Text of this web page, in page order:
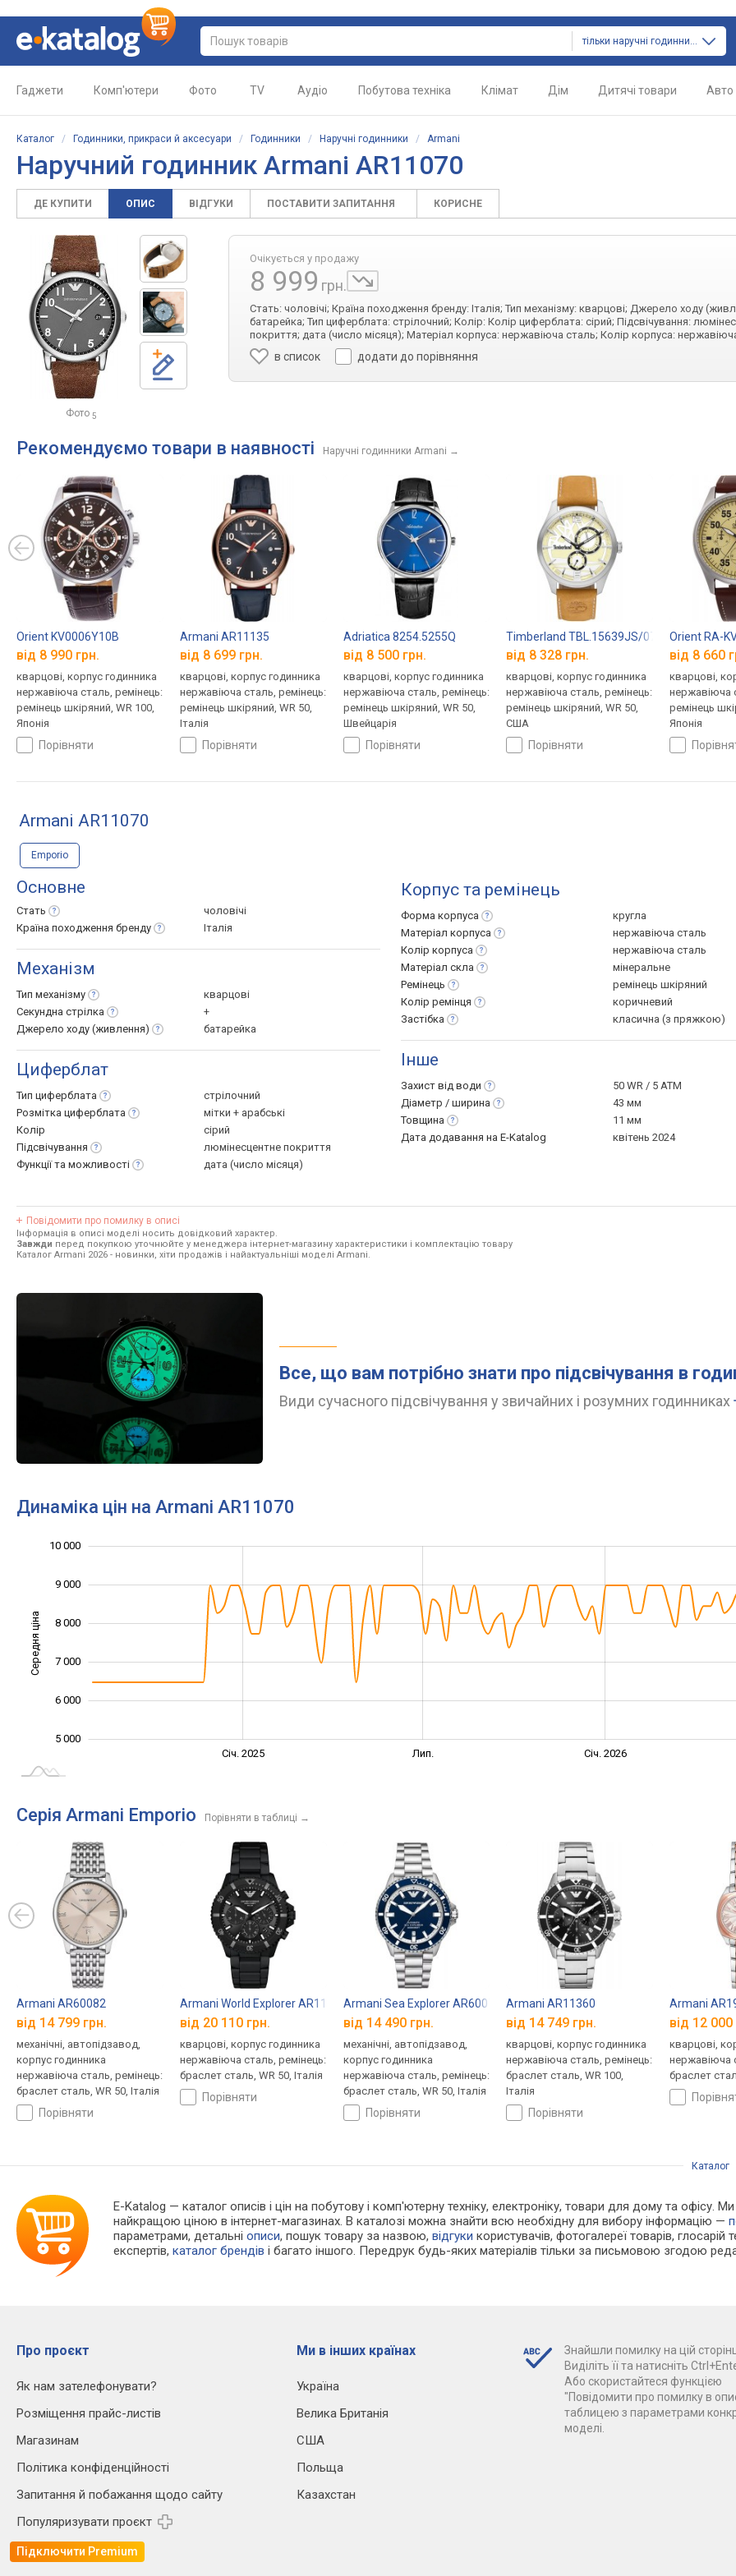
тільки наручні годинники
Гаджети Комп'ютери Фото TV Аудіо Побутова техніка Клімат Дім Дитячі товари Авто
Каталог / Годинники, прикраси й аксесуари / Годинники / Наручні годинники / Armani
Наручний годинник Armani AR11070
ДЕ КУПИТИ ОПИС ВІДГУКИ ПОСТАВИТИ ЗАПИТАННЯ КОРИСНЕ
Фото 5
Очікується у продажу
8 999 грн.
Стать: чоловічі; Країна походження бренду: Італія; Тип механізму: кварцові; Джерело ходу
батарейка; Тип циферблата: стрілочний; Колір: Колір циферблата: сірий; Підсвічування:
покриття; дата (число місяця); Матеріал корпуса: нержавіюча сталь; Колір корпуса:
в список додати до порівняння
Рекомендуємо товари в наявності Наручні годинники Armani →
Orient KV0006Y10B
від 8 990 грн.
кварцові, корпус годинника
нержавіюча сталь, ремінець:
ремінець шкіряний, WR 100,
Японія
порівняти
Armani AR11135
від 8 699 грн.
кварцові, корпус годинника
нержавіюча сталь, ремінець:
ремінець шкіряний, WR 50,
Італія
порівняти
Adriatica 8254.5255Q
від 8 500 грн.
кварцові, корпус годинника
нержавіюча сталь, ремінець:
ремінець шкіряний, WR 50,
Швейцарія
порівняти
Timberland TBL.15639JS/07
від 8 328 грн.
кварцові, корпус годинника
нержавіюча сталь, ремінець:
ремінець шкіряний, WR 50,
США
порівняти
Orient RA-
від 8 660
кварцові,
нержавіюча
ремінець
Японія
Armani AR11070
Emporio
Основне
Стать
чоловічі
Країна походження бренду Італія
Механізм
Тип механізму
кварцові
Секундна стрілка
+
Джерело ходу (живлення) батарейка
Циферблат
Тип циферблата
стрілочний
Розмітка циферблата
мітки + арабські
Колір
сірий
Підсвічування
люмінесцентне покриття
Функції та можливості дата (число місяця)
Корпус та ремінець
Форма корпуса
кругла
Матеріал корпуса
нержавіюча сталь
Колір корпуса
нержавіюча сталь
Матеріал скла
мінеральне
Ремінець
ремінець шкіряний
Колір ремінця
коричневий
Застібка
класична (з пряжкою)
Інше
Захист від води
50 WR / 5 ATM
Діаметр / ширина
43 мм
Товщина
11 мм
Дата додавання на E-Katalog
квітень 2024
Повідомити про помилку в описі
Інформація в описі моделі носить довідковий характер.
Завжди перед покупкою уточнюйте у менеджера інтернет-магазину характеристики і комплектацію товару
Каталог Armani 2026 - новинки, хіти продажів і найактуальніші моделі Armani.
Все, що вам потрібно знати про підсвічування в
Види сучасного підсвічування у звичайних і розумних годинниках
Динаміка цін на Armani AR11070
Середня ціна
5 000
6 000
7 000
8 000
9 000
10 000
Січ. 2025 Лип. Січ. 2026
Серія Armani Emporio Порівняти в таблиці →
Armani AR60082
від 14 799 грн.
механічні, автопідзавод,
корпус годинника
нержавіюча сталь, ремінець:
браслет сталь, WR 50, Італія
порівняти
Armani World Explorer AR11784
від 20 110 грн.
кварцові, корпус годинника
нержавіюча сталь, ремінець:
браслет сталь, WR 50, Італія
порівняти
Armani Sea Explorer AR60079
від 14 490 грн.
механічні, автопідзавод,
корпус годинника
нержавіюча сталь, ремінець:
браслет сталь, WR 50, Італія
порівняти
Armani AR11360
від 14 749 грн.
кварцові, корпус годинника
нержавіюча сталь, ремінець:
браслет сталь, WR 100,
Італія
порівняти
Armani
від 12 000
кварцові,
нержавіюча
браслет
Каталог
E-Katalog — каталог описів і цін на побутову і комп'ютерну техніку, електроніку, товари для дому та офісу.
найкращою ціною в інтернет-магазинах. В каталозі можна знайти всю необхідну для вибору інформацію —
параметрами, детальніописи, пошук товару за назвою,відгуки користувачів, фотогалереї товарів, глосарій
експертів,каталог брендів і багато іншого. Передрук будь-яких матеріалів тільки за письмовою згодою
Про проєкт
Як нам зателефонувати?
Розміщення прайс-листів
Магазинам
Політика конфіденційності
Запитання й побажання щодо сайту
Популяризувати проєкт
Підключити Premium
Ми в інших країнах
Україна
Велика Британія
США
Польща
Казахстан
Знайшли помилку на цій
Виділіть її та натисніть
Або скористайтеся функцією
"Повідомити про помилку в
таблицею з параметрами
моделі.